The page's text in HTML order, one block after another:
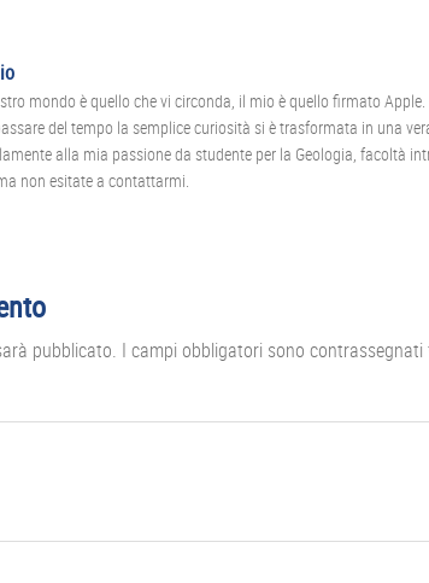
mondo è quello che vi circonda, il mio è quello firmato
del tempo la semplice curiosità si è trasformata in una
alla mia passione da studente per la Geologia, facoltà
non esitate a contattarmi.
pubblicato. I campi obbligatori sono contrassegnati